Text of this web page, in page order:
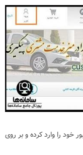
خود را وارد کرده و بر روی